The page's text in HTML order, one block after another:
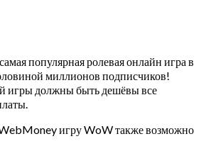
популярная ролевая онлайн игра в
миллионов подписчиков!
игры должны быть дешёвы все
игру WoW также возможно